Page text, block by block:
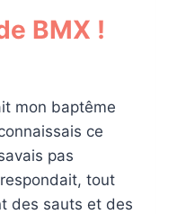
BMX !
mon baptême
ce
pas
tout
des sauts et des